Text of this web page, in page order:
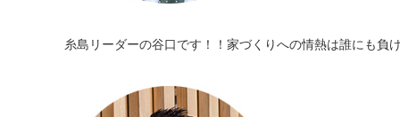
糸島リーダーの谷口です！！家づくりへの情熱は誰にも負